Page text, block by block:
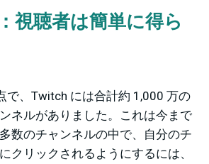
視聴者は簡単に得ら
で、Twitch には合計約 1,000 万の
ネルがありました。これは今まで
数のチャンネルの中で、自分のチ
クリックされるようにするには、